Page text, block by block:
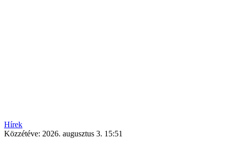
Hírek
Közzétéve: 2026. augusztus 3. 15:51